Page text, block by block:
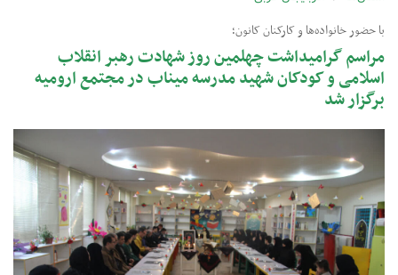
با حضور خانواده‌ها و کارکنان کانون؛
مراسم گرامیداشت چهلمین روز شهادت رهبر انقلاب
اسلامی و کودکان شهید مدرسه میناب در مجتمع ارومیه
برگزار شد